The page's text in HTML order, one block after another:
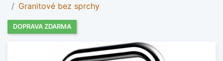
Granitové bez sprchy
DOPRAVA ZDARMA